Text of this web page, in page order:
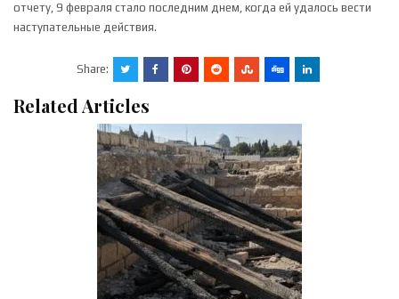
отчету, 9 февраля стало последним днем, когда ей удалось вести
наступательные действия.
Share:
Related Articles